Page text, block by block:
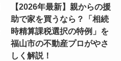
【2026年最新】親からの援
助で家を買うなら？「相続
時精算課税選択の特例」を
福山市の不動産プロがやさ
しく解説！